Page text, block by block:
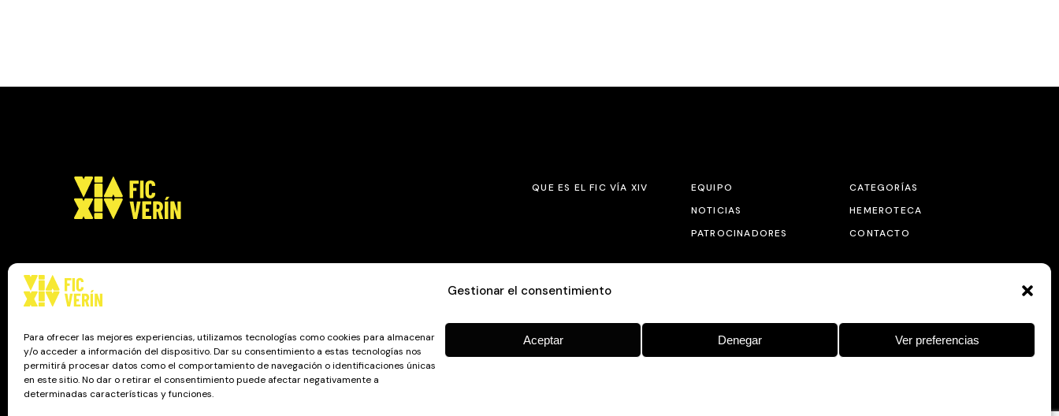
Gestionar el consentimiento
Para ofrecer las mejores experiencias, utilizamos tecnologías como cookies para almacenar
y/o acceder a información del dispositivo. Dar su consentimiento a estas tecnologías nos
permitirá procesar datos como el comportamiento de navegación o identificaciones únicas
en este sitio. No dar o retirar el consentimiento puede afectar negativamente a
determinadas características y funciones.
Aceptar Denegar Ver preferencias
QUE ES EL FIC VÍA XIV
EQUIPO
NOTICIAS
PATROCINADORES
CATEGORÍAS
HEMEROTECA
CONTACTO
© 2025FIC VÍA XIV, TODOS LOS DERECHOS RESERVADOS. DISEÑO Y DESARROLLO:
IMAXINAMAIS EDC
Camino a Balnearios de Sousas